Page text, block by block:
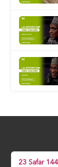
23 Safar